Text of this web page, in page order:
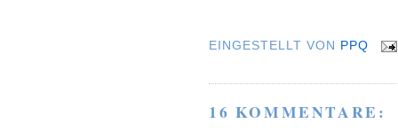
EINGESTELLT VON PPQ
16 KOMMENTARE: